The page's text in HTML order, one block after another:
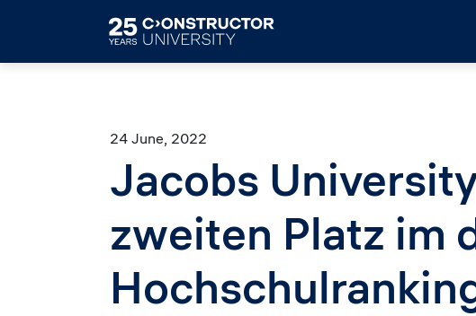
24 June, 2022
Jacobs
zweiten Platz im